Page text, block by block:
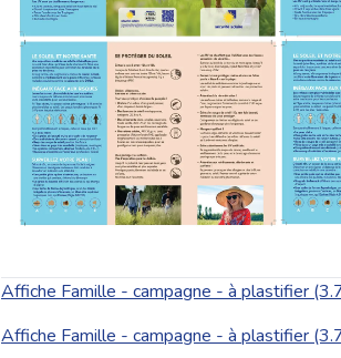
Affiche Famille - campagne - à plastifier
Affiche Famille - campagne - à plastifier